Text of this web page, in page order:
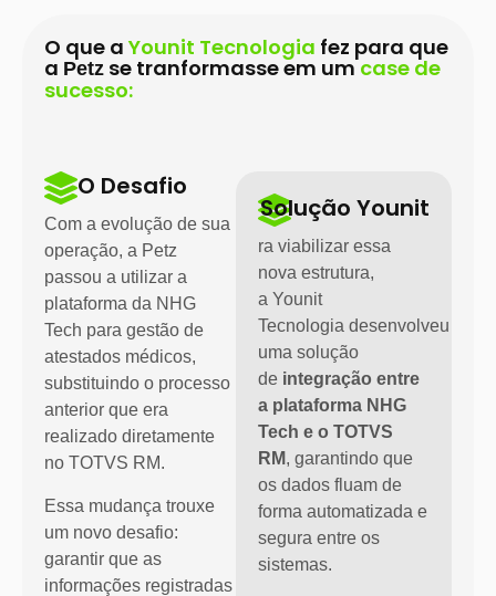
O que a Younit Tecnologia fez para que
a Petz se tranformasse em umcase de
sucesso:
O Desafio
Com a evolução de sua
operação, a Petz
passou a utilizar a
plataforma da NHG
Tech para gestão de
atestados médicos,
substituindo o processo
anterior que era
realizado diretamente
no TOTVS RM.
Essa mudança trouxe
um novo desafio:
garantir que as
informações registradas
Solução Younit
ra viabilizar essa
nova estrutura,
aYounit
Tecnologia desenvolveu
uma solução
de integração entre
a plataforma NHG
Tech e o TOTVS
RM, garantindo que
os dados fluam de
forma automatizada e
segura entre os
sistemas.